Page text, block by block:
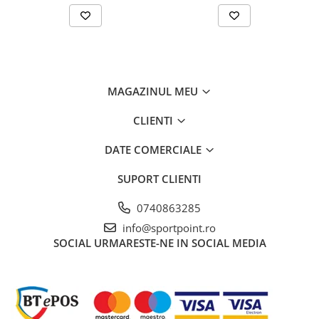
MAGAZINUL MEU
CLIENTI
DATE COMERCIALE
SUPORT CLIENTI
0740863285
info@sportpoint.ro
SOCIAL URMARESTE-NE IN SOCIAL MEDIA